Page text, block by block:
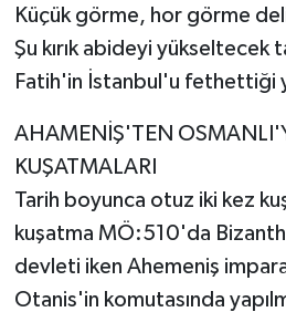
Küçük görme, hor görme
Şu kırık abideyi yükseltecek
Fatih'in İstanbul'u fethettiği
AHAMENİŞ'TEN
KUŞATMALARI
Tarih boyunca otuz iki kez
kuşatma MÖ:510'da
devleti iken Ahemeniş
Otanis'in komutasında